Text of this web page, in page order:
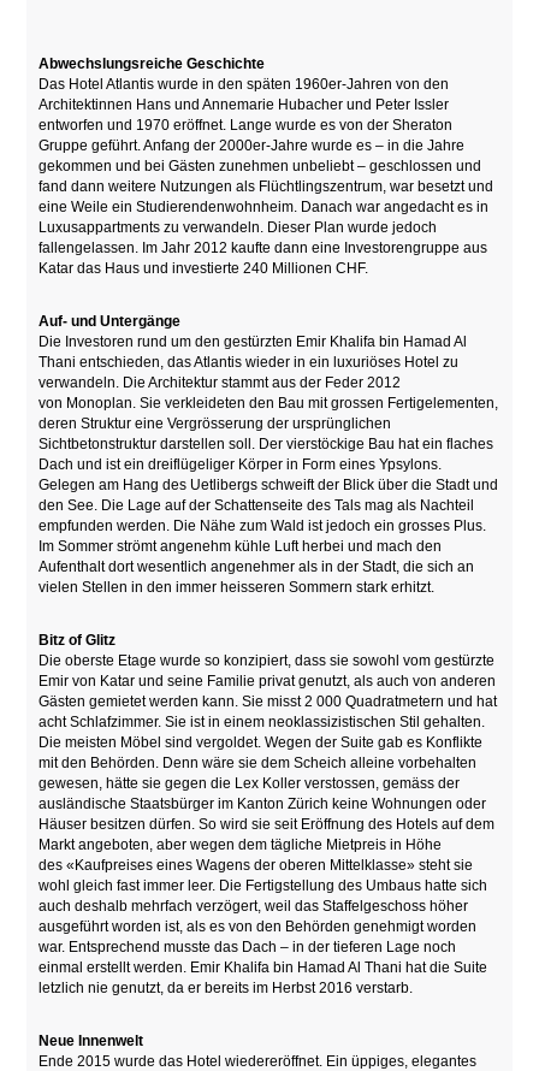
Abwechslungsreiche Geschichte
Das Hotel Atlantis wurde in den späten 1960er-Jahren von den
Architektinnen Hans und Annemarie Hubacher und Peter Issler
entworfen und 1970 eröffnet. Lange wurde es von der Sheraton
Gruppe geführt. Anfang der 2000er-Jahre wurde es – in die Jahre
gekommen und bei Gästen zunehmen unbeliebt – geschlossen und
fand dann weitere Nutzungen als Flüchtlingszentrum, war besetzt und
eine Weile ein Studierendenwohnheim. Danach war angedacht es in
Luxusappartments zu verwandeln. Dieser Plan wurde jedoch
fallengelassen. Im Jahr 2012 kaufte dann eine Investorengruppe aus
Katar das Haus und investierte 240 Millionen CHF.
Auf- und Untergänge
Die Investoren rund um den gestürzten Emir Khalifa bin Hamad Al
Thanientschieden, das Atlantis wieder in ein luxuriöses Hotel zu
verwandeln. Die Architektur stammt aus der Feder 2012
von Monoplan. Sie verkleideten den Bau mit grossen Fertigelementen,
deren Struktur eine Vergrösserung der ursprünglichen
Sichtbetonstruktur darstellen soll. Der vierstöckige Bau hat ein flaches
Dach und ist ein dreiflügeliger Körper in Form eines Ypsylons.
Gelegen am Hang des Uetlibergs schweift der Blick über die Stadt und
den See. Die Lage auf der Schattenseite des Tals mag als Nachteil
empfunden werden. Die Nähe zum Wald ist jedoch ein grosses Plus.
Im Sommer strömt angenehm kühle Luft herbei und mach den
Aufenthalt dort wesentlich angenehmer als in der Stadt, die sich an
vielen Stellen in den immer heisseren Sommern stark erhitzt.
Bitz of Glitz
Die oberste Etage wurde so konzipiert, dass sie sowohl vom gestürzte
Emir von Katar und seine Familie privat genutzt, als auch von anderen
Gästen gemietet werden kann. Sie misst 2000 Quadratmetern und hat
acht Schlafzimmer.Sie ist in einem neoklassizistischen Stil gehalten.
Die meisten Möbel sind vergoldet. Wegen der Suite gab es Konflikte
mit den Behörden. Denn wäre sie dem Scheich alleine vorbehalten
gewesen, hätte sie gegen die Lex Koller verstossen, gemäss der
ausländische Staatsbürger im Kanton Zürich keine Wohnungen oder
Häuser besitzen dürfen. So wird sie seit Eröffnung des Hotels auf dem
Markt angeboten, aber wegen demtägliche Mietpreis in Höhe
des«Kaufpreiseseines Wagens der oberen Mittelklasse» steht sie
wohl gleich fast immer leer. Die Fertigstellung des Umbaus hatte sich
auch deshalb mehrfach verzögert, weil das Staffelgeschoss höher
ausgeführt worden ist, als es von den Behörden genehmigt worden
war. Entsprechend musste das Dach – in der tieferen Lage noch
einmal erstellt werden. Emir Khalifa bin Hamad Al Thani hat die Suite
letzlich nie genutzt, da er bereits im Herbst 2016 verstarb.
Neue Innenwelt
Ende 2015 wurde das Hotel wiedereröffnet. Ein üppiges, elegantes